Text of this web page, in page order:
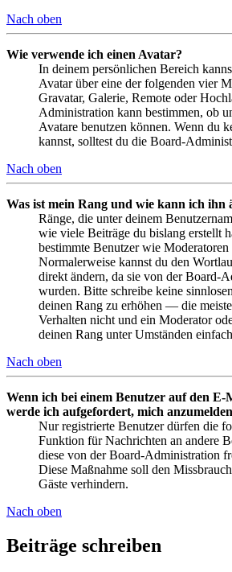
Nach oben
Wie verwende ich einen Avatar?
In deinem persönlichen Bereich
Avatar über eine der folgenden vier
Gravatar, Galerie, Remote oder
Administration kann bestimmen, ob
Avatare benutzen können. Wenn du
kannst, solltest du die Board-
Nach oben
Was ist mein Rang und wie kann ich ihn
Ränge, die unter deinem
wie viele Beiträge du bislang erstellt
bestimmte Benutzer wie
Normalerweise kannst du den
direkt ändern, da sie von der Board-
wurden. Bitte schreibe keine
deinen Rang zu erhöhen — die
Verhalten nicht und ein Moderator
deinen Rang unter Umständen
Nach oben
Wenn ich bei einem Benutzer auf den
werde ich aufgefordert, mich
Nur registrierte Benutzer dürfen die
Funktion für Nachrichten an andere
diese von der Board-Administration
Diese Maßnahme soll den
Gäste verhindern.
Nach oben
Beiträge schreiben